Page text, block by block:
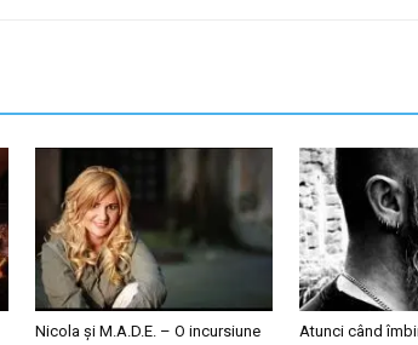
Nicola și M.A.D.E. – O incursiune
Atunci când